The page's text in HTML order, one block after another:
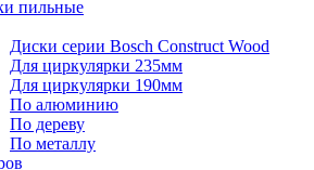
пильные
Диски серии Bosch Construct Wood
Для циркулярки 235мм
Для циркулярки 190мм
По алюминию
По дереву
По металлу